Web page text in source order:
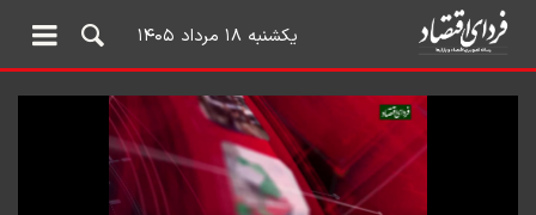
یکشنبه ۱۸ مرداد ۱۴۰۵